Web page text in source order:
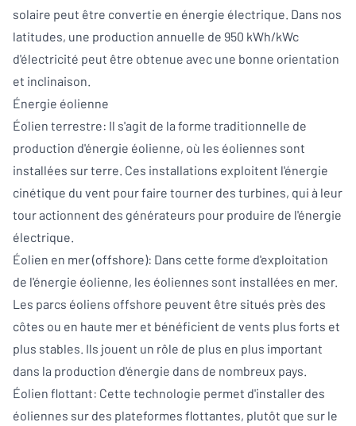
solaire peut être convertie en énergie électrique. Dans nos
latitudes, une production annuelle de 950 kWh/kWc
d'électricité peut être obtenue avec une bonne orientation
et inclinaison.
Énergie éolienne
Éolien terrestre: Il s'agit de la forme traditionnelle de
production d'énergie éolienne, où les éoliennes sont
installées sur terre. Ces installations exploitent l'énergie
cinétique du vent pour faire tourner des turbines, qui à leur
tour actionnent des générateurs pour produire de l'énergie
électrique.
Éolien en mer (offshore): Dans cette forme d'exploitation
de l'énergie éolienne, les éoliennes sont installées en mer.
Les parcs éoliens offshore peuvent être situés près des
côtes ou en haute mer et bénéficient de vents plus forts et
plus stables. Ils jouent un rôle de plus en plus important
dans la production d'énergie dans de nombreux pays.
Éolien flottant: Cette technologie permet d'installer des
éoliennes sur des plateformes flottantes, plutôt que sur le